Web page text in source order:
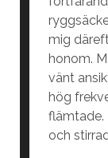
mig
honom.
vänt
hög
flämtade.
och